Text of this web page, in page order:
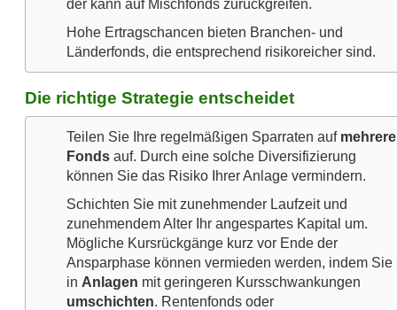
der kann auf Mischfonds zurückgreifen.
Hohe Ertragschancen bieten Branchen- und
Länderfonds, die entsprechend risikoreicher sind.
Die richtige Strategie entscheidet
Teilen Sie Ihre regelmäßigen Sparraten auf mehrere
Fonds auf. Durch eine solche Diversifizierung
können Sie das Risiko Ihrer Anlage vermindern.
Schichten Sie mit zunehmender Laufzeit und
zunehmendem Alter Ihr angespartes Kapital um.
Mögliche Kursrückgänge kurz vor Ende der
Ansparphase können vermieden werden, indem Sie
in Anlagen mit geringeren Kursschwankungen
umschichten. Rentenfonds oder